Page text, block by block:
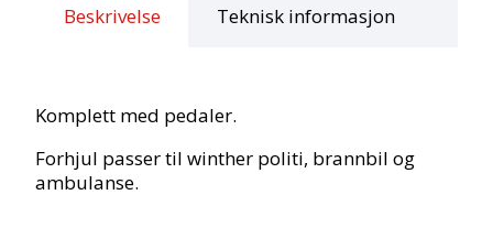
Beskrivelse Teknisk informasjon
Komplett med pedaler.
Forhjul passer til winther politi, brannbil og
ambulanse.